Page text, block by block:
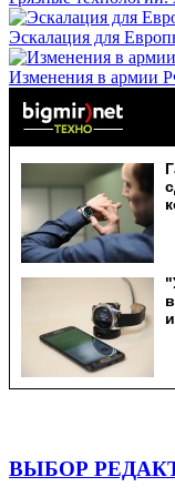
Эскалация для
Изменения в армии
ВЫБОР